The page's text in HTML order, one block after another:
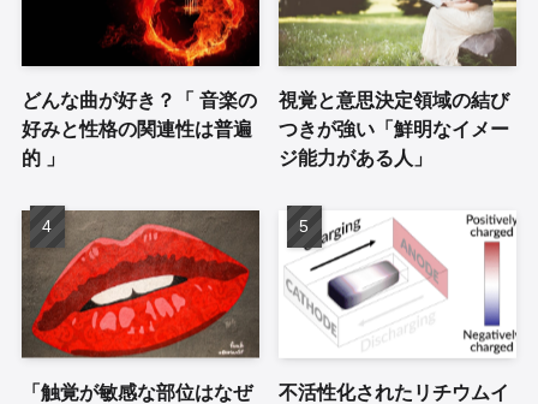
どんな曲が好き？「 音楽の
好みと性格の関連性は普遍
的 」
視覚と意思決定領域の結び
つきが強い「鮮明なイメー
ジ能力がある人」
「触覚が敏感な部位はなぜ
不活性化されたリチウムイ